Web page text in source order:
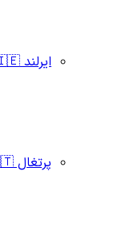
ایرلند 🇮🇪
پرتغال 🇵🇹